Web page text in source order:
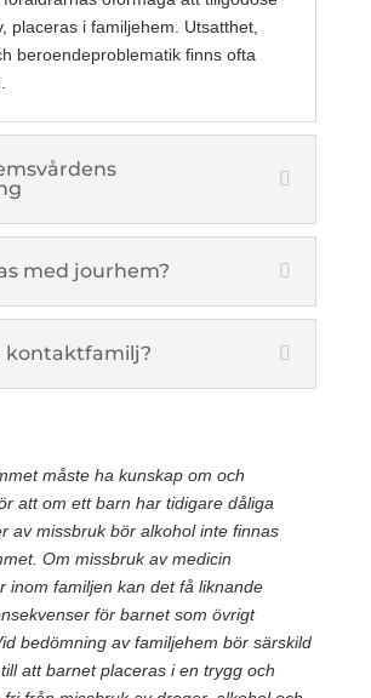
placeras i familjehem. Utsatthet,
beroendeproblematik finns ofta
med jourhem?
kontaktfamilj?
måste ha kunskap om och
att om ett barn har tidigare dåliga
av missbruk bör alkohol inte finnas
Om missbruk av medicin
inom familjen kan det få liknande
för barnet som övrigt
bedömning av familjehem bör särskild
att barnet placeras i en trygg och